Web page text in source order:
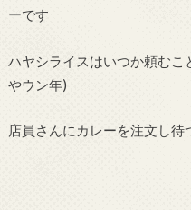
ーです
ハヤシライスはいつか頼む
やウン年)
店員さんにカレーを注文し待